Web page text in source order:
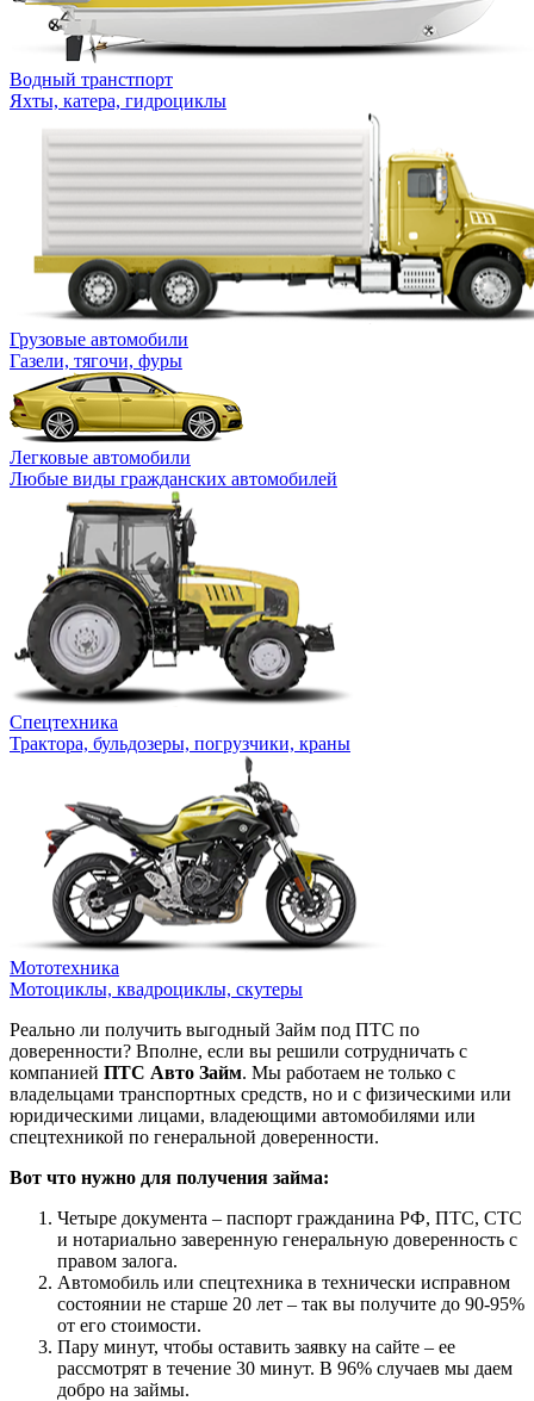
Водный транстпорт
Яхты, катера, гидроциклы
Грузовые автомобили
Газели, тягочи, фуры
Легковые автомобили
Любые виды гражданских автомобилей
Спецтехника
Трактора, бульдозеры, погрузчики, краны
Мототехника
Мотоциклы, квадроциклы, скутеры
Реально ли получить выгодный Займ под ПТС по
доверенности? Вполне, если вы решили сотрудничать с
компанией ПТС Авто Займ. Мы работаем не только с
владельцами транспортных средств, но и с физическими или
юридическими лицами, владеющими автомобилями или
спецтехникой по генеральной доверенности.
Вот что нужно для получения займа:
Четыре документа – паспорт гражданина РФ, ПТС, СТС
и нотариально заверенную генеральную доверенность с
правом залога.
Автомобиль или спецтехника в технически исправном
состоянии не старше 20 лет – так вы получите до 90-95%
от его стоимости.
Пару минут, чтобы оставить заявку на сайте – ее
рассмотрят в течение 30 минут. В 96% случаев мы даем
добро на займы.